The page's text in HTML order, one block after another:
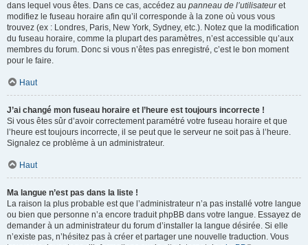
dans lequel vous êtes. Dans ce cas, accédez au panneau de l’utilisateuret
modifiez le fuseau horaire afin qu’il corresponde à la zone où vous vous
trouvez (ex : Londres, Paris, New York, Sydney, etc.). Notez que la modification
du fuseau horaire, comme la plupart des paramètres, n’est accessible qu’aux
membres du forum. Donc si vous n’êtes pas enregistré, c’est le bon moment
pour le faire.
Haut
J’ai changé mon fuseau horaire et l’heure est toujours incorrecte !
Si vous êtes sûr d’avoir correctement paramétré votre fuseau horaire et que
l’heure est toujours incorrecte, il se peut que le serveur ne soit pas à l’heure.
Signalez ce problème à un administrateur.
Haut
Ma langue n’est pas dans la liste !
La raison la plus probable est que l’administrateur n’a pas installé votre langue
ou bien que personne n’a encore traduit phpBB dans votre langue. Essayez de
demander à un administrateur du forum d’installer la langue désirée. Si elle
n’existe pas, n’hésitez pas à créer et partager une nouvelle traduction. Vous